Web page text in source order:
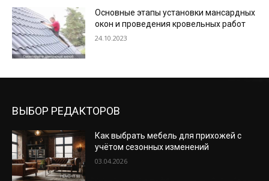
Основные этапы установки мансардных
окон и проведения кровельных работ
24.10.2023
ВЫБОР РЕДАКТОРОВ
Как выбрать мебель для прихожей с
учётом сезонных изменений
03.04.2026